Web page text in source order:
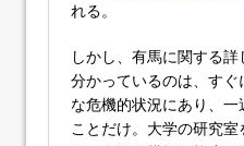
れる。
しかし、有馬に関する詳
分かっているのは、す
な危機的状況にあり、
ことだけ。大学の研究